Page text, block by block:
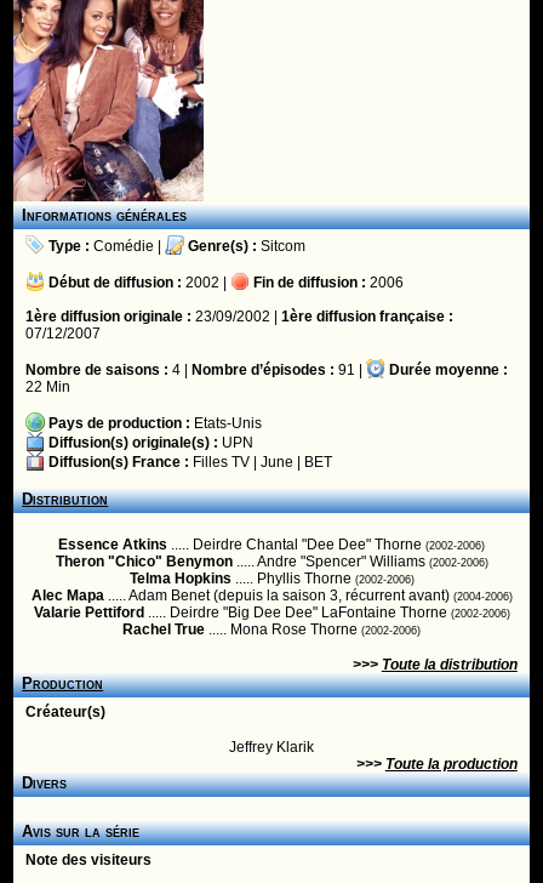
Informations générales
Type :Comédie | Genre(s) : Sitcom
Début de diffusion : 2002 | Fin de diffusion : 2006
1ère diffusion originale : 23/09/2002 |1ère diffusion française :
07/12/2007
Nombre de saisons : 4 | Nombre d’épisodes : 91 |
Durée moyenne :
22 Min
Pays de production : Etats-Unis
Diffusion(s) originale(s) : UPN
Diffusion(s) France : Filles TV |June BET
Distribution
Essence Atkins ..... Deirdre Chantal "Dee Dee" Thorne (2002-2006)
Theron "Chico" Benymon..... Andre "Spencer" Williams (2002-2006)
Telma Hopkins ..... Phyllis Thorne (2002-2006)
Alec Mapa..... Adam Benet (depuis la saison 3, récurrent avant) (2004-2006)
Valarie Pettiford ..... Deirdre "Big Dee Dee" LaFontaine Thorne (2002-2006)
Rachel True ..... Mona Rose Thorne (2002-2006)
>>> Toute la distribution
Production
Créateur(s)
Jeffrey Klarik
>>> Toute la production
Divers
Avis sur la série
Note des visiteurs